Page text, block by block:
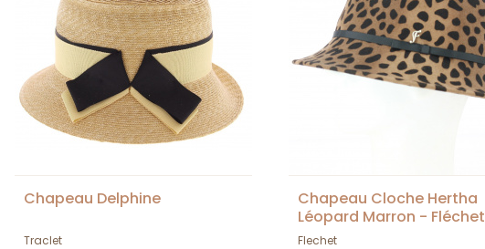
Chapeau Delphine
Traclet
Chapeau Cloche Hertha
Léopard Marron - Fléchet
Flechet